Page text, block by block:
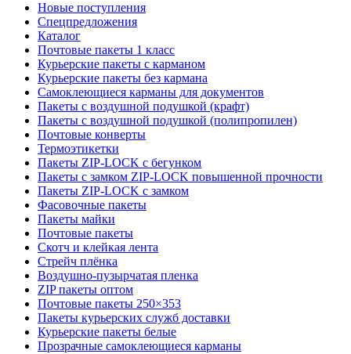
Новые поступления
Спецпредложения
Каталог
Почтовые пакеты 1 класс
Курьерские пакеты с карманом
Курьерские пакеты без кармана
Самоклеющиеся карманы для документов
Пакеты с воздушной подушкой (крафт)
Пакеты с воздушной подушкой (полипропилен)
Почтовые конверты
Термоэтикетки
Пакеты ZIP-LOCK с бегунком
Пакеты с замком ZIP-LOCK повышенной прочности
Пакеты ZIP-LOCK с замком
Фасовочные пакеты
Пакеты майки
Почтовые пакеты
Скотч и клейкая лента
Стрейч плёнка
Воздушно-пузырчатая пленка
ZIP пакеты оптом
Почтовые пакеты 250×353
Пакеты курьерских служб доставки
Курьерские пакеты белые
Прозрачные самоклеющиеся карманы